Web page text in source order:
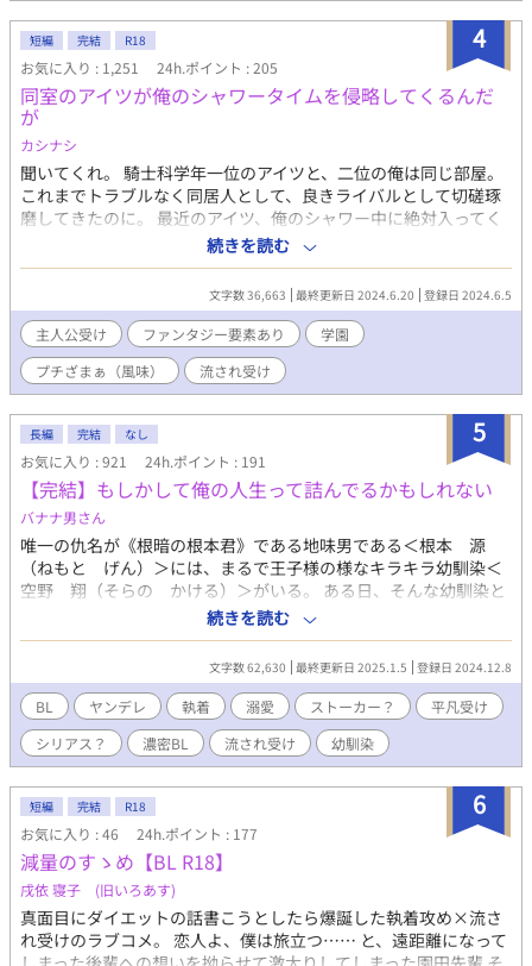
4
短編 完結 R18
お気に入り : 1,251 24h.ポイント : 205
同室のアイツが俺のシャワータイムを侵略してくるんだ
が
カシナシ
聞いてくれ。 騎士科学年一位のアイツと、二位の俺は同じ部屋。
これまでトラブルなく同居人として、良きライバルとして切磋琢
磨してきたのに。 最近のアイツ、俺のシャワー中に絶対入ってく
るんだ。しかも振り向けば目も合う。それとなく先に用を済ませ
るよう言ったり対策もしてみたが、何も効かない。 とうとう直接
指摘することにしたけど……？ 距離の詰め方おかしい攻め × 女
の子が好きなはず？の受け 短編ラブコメです。ふわふわにライト
です。 頭空っぽにしてお楽しみください。
続きを読む
文字数 36,663 最終更新日 2024.6.20 登録日 2024.6.5
主人公受け ファンタジー要素あり
学園
プチざまぁ（風味）
流され受け
5
長編 完結 なし
お気に入り : 921 24h.ポイント : 191
【完結】もしかして俺の人生って詰んでるかもしれない
バナナ男さん
唯一の仇名が《根暗の根本君》である地味男である＜根本 源
（ねもと げん）＞には、まるで王子様の様なキラキラ幼馴染＜
空野 翔（そらの かける）＞がいる。 ある日、そんな幼馴染と
仲良くなりたいカースト上位女子に呼び出され、金魚のフンと言
われてしまい、改めて自分の立ち位置というモノを冷静に考えた
が……あれ？なんか俺達っておかしくない？？ イケメンヤンデレ
男子✕地味な平凡男子のちょっとした日常の一コマ話です。
続きを読む
文字数 62,630 最終更新日 2025.1.5 登録日 2024.12.8
BL ヤンデレ 執着 溺愛 ストーカー？
平凡受け
シリアス？
濃密BL 流され受け 幼馴染
6
短編 完結 R18
お気に入り : 46 24h.ポイント : 177
減量のすゝめ【BL R18】
戌依 寝子 (旧いろあす)
真面目にダイエットの話書こうとしたら爆誕した執着攻め×流さ
れ受けのラブコメ。 恋人よ、僕は旅立つ…… と、遠距離になって